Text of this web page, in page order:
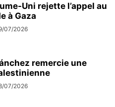
Uni rejette l’appel au
à Gaza
07/2026
remercie une
07/2026